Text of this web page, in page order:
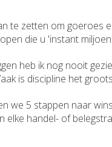
te zetten om goeroes
die u 'instant
heb ik nog nooit
is discipline het
we 5 stappen naar
elke handel- of